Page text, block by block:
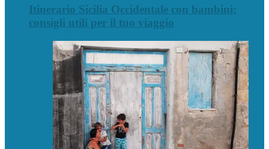
Itinerario Sicilia Occidentale con bambini:
consigli utili per il tuo viaggio